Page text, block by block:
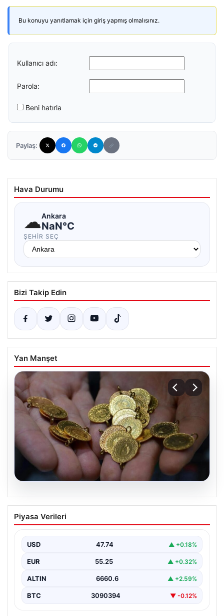
Bu konuyu yanıtlamak için giriş yapmış olmalısınız.
Kullanıcı adı:
Parola:
Beni hatırla
Paylaş:
Hava Durumu
☁Ankara
NaN°C
ŞEHIR SEÇ
Bizi Takip Edin
Yan Manşet
07.08.2026
Altın fiyatları canlı 14 Nisan 2026: Altın
fiyatları ne kadar oldu? Gram, çeyrek,
fiyatları
{"title": "14 Nisan 2026 Güncel Altın Fiyatları: Gram,
Çeyrek, Yarım ve Cumhuriyet Altını Satış…
Piyasa Verileri
USD 47.74 ▲ +0.18%
EUR 55.25 ▲ +0.32%
ALTIN 6660.6 ▲ +2.59%
BTC 3090394 ▼ -0.12%